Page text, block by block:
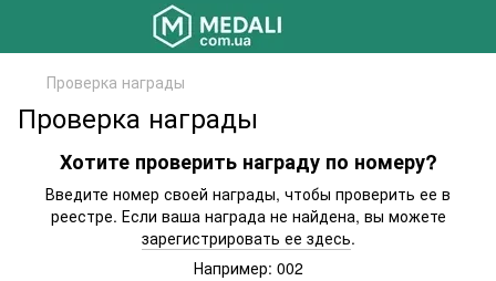
Проверка награды
Проверка награды
Хотите проверить награду по номеру?
Введите номер своей награды, чтобы проверить ее в
реестре. Если ваша награда не найдена, вы можете
зарегистрировать ее здесь.
Например: 002